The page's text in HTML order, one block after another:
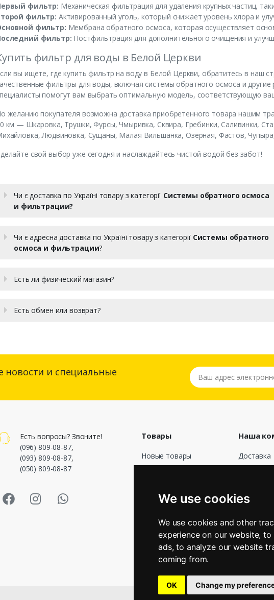
We use cookies
We use cookies and other
experience on our website,
ads, to analyze our website
coming from.
OK Change my
фильтр: Механическая фильтрация для удаления крупных частиц,
фильтр: Активированный уголь, который снижает уровень хлора и
сновной фильтр: Мембрана обратного осмоса, которая осуществляет
фильтр: Постфильтрация для дополнительного очищения и
фильтр для воды в Белой Церкви
вы ищете, где купить фильтр на воду в Белой Церкви, обратитесь в наш
фильтры для воды, включая системы обратного осмоса и
помогут вам выбрать оптимальную модель, соответствующую
желанию покупателя возможна доставка приобретенного товара нашим
км — Шкаровка, Трушки, Фурсы, Чмыривка, Сквира, Гребинки, Саливинки,
Людвиновка, Сущаны, Малая Вильшанка, Озерная, Фастов,
свой выбор уже сегодня и наслаждайтесь чистой водой без забот!
Чи є доставка по Україні товару з категорії Системы обратного осмоса
и фильтрации?
Чи є адресна доставка по Україні товару з категорії Системы обратного
осмоса и фильтрации?
Есть ли физический магазин?
Есть обмен или возврат?
новости и специальные
Ваш адрес электронной
Есть вопросы? Звоните!
(096) 809-08-87,
(093) 809-08-87,
(050) 809-08-87
Товары
Новые товары
Лидеры продаж
Наша
Доставка
Договор
Оплата
Возврат
График